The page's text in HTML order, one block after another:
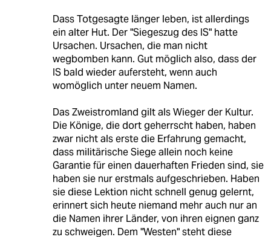
Dass Totgesagte länger leben, ist allerdings
ein alter Hut. Der "Siegeszug des IS" hatte
Ursachen. Ursachen, die man nicht
wegbomben kann. Gut möglich also, dass der
IS bald wieder aufersteht, wenn auch
womöglich unter neuem Namen.
Das Zweistromland gilt als Wieger der Kultur.
Die Könige, die dort geherrscht haben, haben
zwar nicht als erste die Erfahrung gemacht,
dass militärische Siege allein noch keine
Garantie für einen dauerhaften Frieden sind, sie
haben sie nur erstmals aufgeschrieben. Haben
sie diese Lektion nicht schnell genug gelernt,
erinnert sich heute niemand mehr auch nur an
die Namen ihrer Länder, von ihren eignen ganz
zu schweigen. Dem "Westen" steht diese